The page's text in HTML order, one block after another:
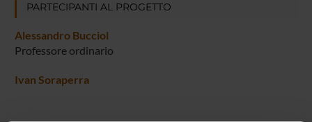
PARTECIPANTI AL PROGETTO
Alessandro Bucciol
Professore ordinario
Ivan Soraperra